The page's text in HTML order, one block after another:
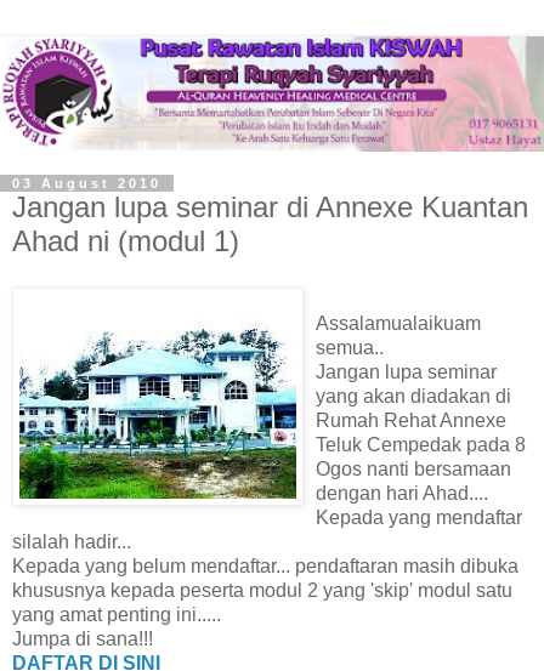
03 August 2010
Jangan lupa seminar di Annexe Kuantan
Ahad ni (modul 1)
Assalamualaikuam
semua..
Jangan lupa seminar
yang akan diadakan di
Rumah Rehat Annexe
Teluk Cempedak pada 8
Ogos nanti bersamaan
dengan hari Ahad....
Kepada yang mendaftar
silalah hadir...
Kepada yang belum mendaftar... pendaftaran masih dibuka
khususnya kepada peserta modul 2 yang 'skip' modul satu
yang amat penting ini.....
Jumpa di sana!!!
DAFTAR DI SINI